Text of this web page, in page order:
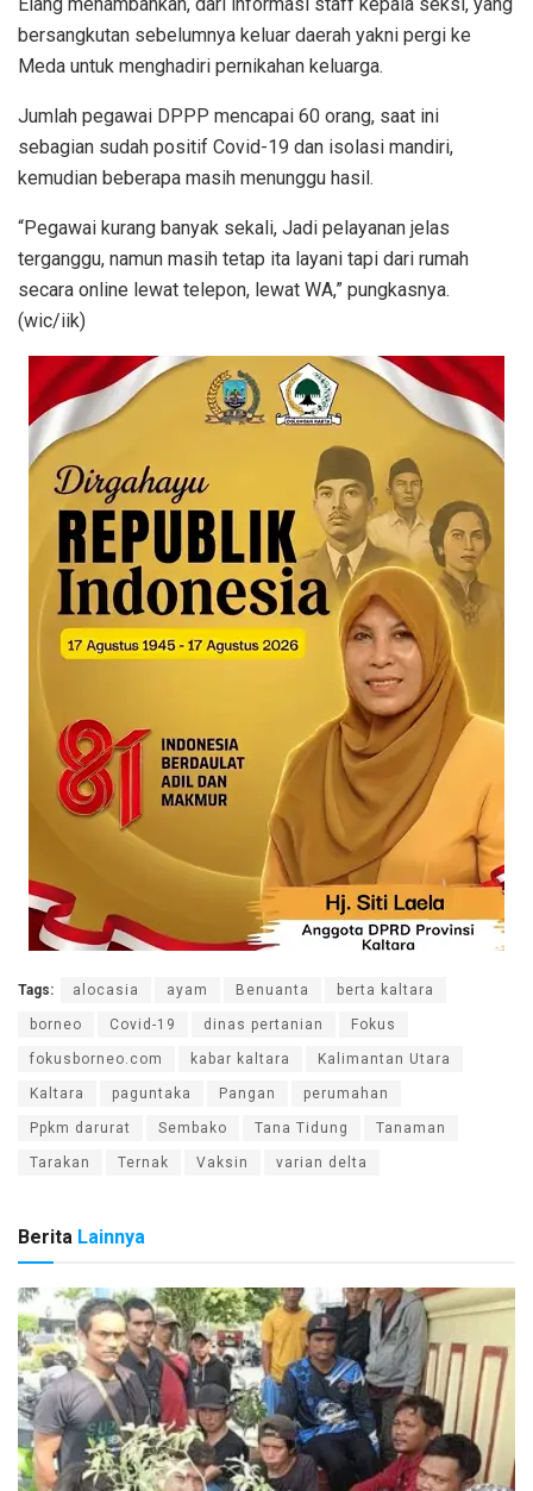
bersangkutan sebelumnya keluar daerah yakni pergi ke
Meda untuk menghadiri pernikahan keluarga.
Jumlah pegawai DPPP mencapai 60 orang, saat ini
sebagian sudah positif Covid-19 dan isolasi mandiri,
kemudian beberapa masih menunggu hasil.
“Pegawai kurang banyak sekali, Jadi pelayanan jelas
terganggu, namun masih tetap ita layani tapi dari rumah
secara online lewat telepon, lewat WA,” pungkasnya.
(wic/iik)
Tags: alocasia ayam Benuanta berta kaltara
borneo Covid-19 dinas pertanian Fokus
fokusborneo.com kabar kaltara Kalimantan Utara
Kaltara paguntaka Pangan perumahan
Ppkm darurat Sembako Tana Tidung Tanaman
Tarakan Ternak Vaksin varian delta
Berita Lainnya